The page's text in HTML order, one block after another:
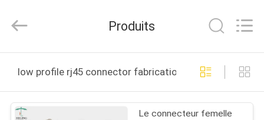
MAISON
PRODUITS
Ltd..
Reserved.
Produits
low profile rj45 connector fabrication en ligne
Le connecteur femelle